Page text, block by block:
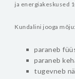
ja energiakeskused
Kundalini jooga mõju:
paraneb
paraneb
tugevneb